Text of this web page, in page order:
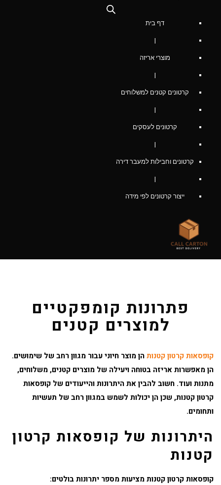
דף בית
|
מוצרי אריזה
|
קרטונים קטנים למשלוחים
|
קרטונים לעסקים
|
קרטונים וחבילות למעבר דירה
|
ייצור קרטונים לפי מידה
פתרונות קומפקטיים
למוצרים קטנים
קופסאות קרטון קטנותהן מוצר חיוני עבור מגוון רחב של שימושים.
הן מאפשרות אריזה בטוחה ויעילה של מוצרים קטנים, משלוחים,
מתנות ועוד. חשוב להבין את היתרונות והייעודים של קופסאות
קרטון קטנות, שכן הן יכולות לשמש במגוון רחב של תעשיות
ותחומים.
היתרונות של קופסאות קרטון
קטנות
קופסאות קרטון קטנות מציעות מספר יתרונות בולטים: